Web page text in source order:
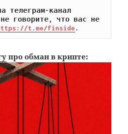
телеграм-канал
говорите, что вас не
t.me/finside.
про обман в крипте: